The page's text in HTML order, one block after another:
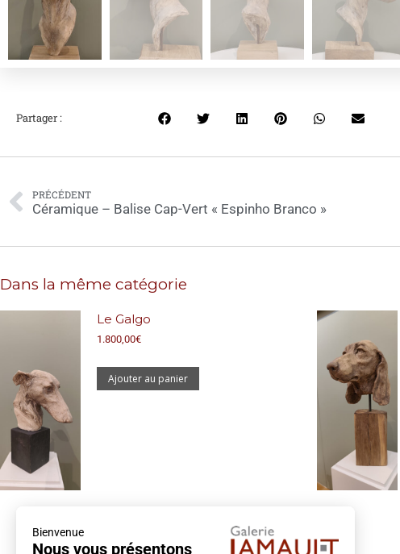
Bienvenue
Nous vous présentons
Partager :
PRÉCÉDENT
Céramique – Balise Cap-Vert « Espinho Branco »
Dans la même catégorie
Le Galgo
1.800,00€
Ajouter au panier